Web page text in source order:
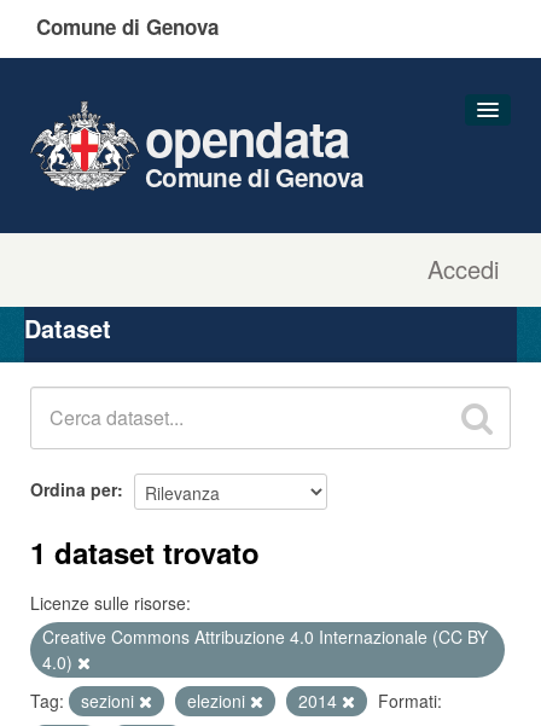
Comune di Genova
Accedi
opendata
Comune di Genova
Organizzazioni
Gruppi
Dataset
Ordina per
1 dataset trovato
Licenze sulle risorse:
Creative Commons Attribuzione 4.0 Internazionale (CC BY
4.0)
Tag:
sezioni elezioni 2014
Formati: